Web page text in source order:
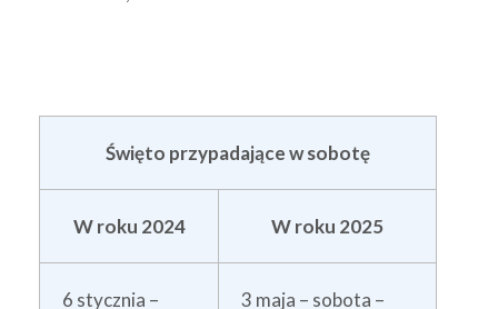
Święto przypadające w sobotę
W roku 2024 W roku 2025
6 stycznia –
3 maja – sobota –